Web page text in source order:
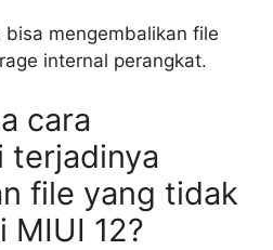
mengembalikan file
internal perangkat.
cara
terjadinya
file yang tidak
MIUI 12?